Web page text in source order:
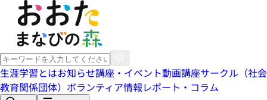
生涯学習とはお知らせ講座・イベント動画講座サークル（社会
教育関係団体） ボランティア情報レポート・コラム